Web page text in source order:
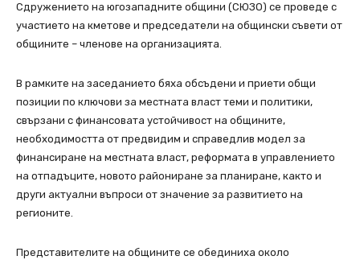
Сдружението на югозападните общини (СЮЗО) се проведе с
участието на кметове и председатели на общински съвети от
общините – членове на организацията.
В рамките на заседанието бяха обсъдени и приети общи
позиции по ключови за местната власт теми и политики,
свързани с финансовата устойчивост на общините,
необходимостта от предвидим и справедлив модел за
финансиране на местната власт, реформата в управлението
на отпадъците, новото райониране за планиране, както и
други актуални въпроси от значение за развитието на
регионите.
Представителите на общините се обединиха около